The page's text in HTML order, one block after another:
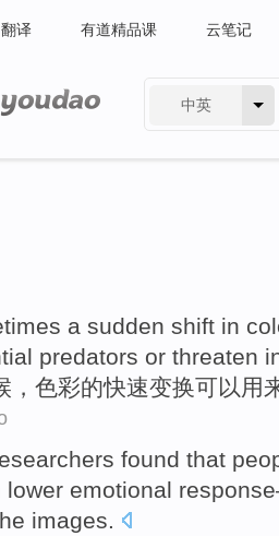
翻译 有道精品课 云笔记
中英
a sudden shift in
predators or threaten
， 色彩的快速变换可以用
found that
lower emotional response
images.